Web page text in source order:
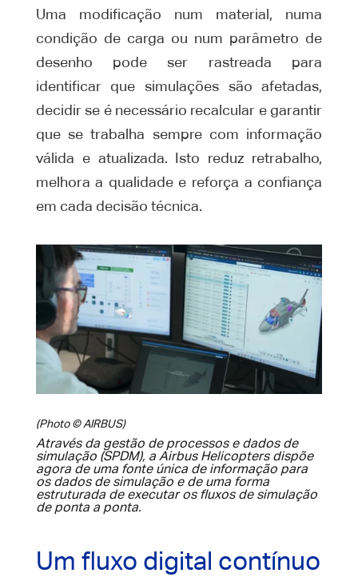
Uma modificação num material, numa
condição de carga ou num parâmetro de
desenho pode ser rastreada para
identificar que simulações são afetadas,
decidir se é necessário recalcular e garantir
que se trabalha sempre com informação
válida e atualizada. Isto reduz retrabalho,
melhora a qualidade e reforça a confiança
em cada decisão técnica.
(Photo © AIRBUS)
Através da gestão de processos e dados de
simulação (SPDM), a Airbus Helicopters dispõe
agora de uma fonte única de informação para
os dados de simulação e de uma forma
estruturada de executar os fluxos de simulação
de ponta a ponta.
Um fluxo digital contínuo